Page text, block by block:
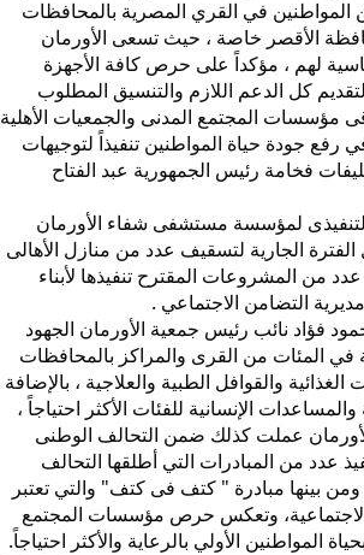
تحسين معيشة ملايين المواطنين في القري المصرية بالمحافظات
بوجه عام وبقرى محافظة الأقصر خاصة ، حيث تسعى الأورمان
لتوفير الخدمات الأساسية لهم ، مؤكداً على حرص كافة الأجهزة
التنفيذية بالمحافظة لتقديم كل الدعم اللازم والتنسيق المطلوب
لجمعية الأورمان وباقى مؤسسات المجتمع المدنى والجمعيات الأهلية
العاملة ، بما يساهم في رفع جودة حياة المواطنين تنفيذاً لتوجيهات
القيادة السياسية وتكليفات فخامة رئيس الجمهورية عبد الفتاح
و استعرض الرئيس التنفيذى لمؤسسة مستشفى شفاء الأورمان
خطة المؤسسة خلال الفترة الجارية لتسقيف عدد من منازل الأهالى
الأكثر احتياجًا وكذلك عدد من المشروعات المقترح تنفيذها لأبناء
التضامن الاجتماعي .
كما أوضح الدكتور محمود فؤاد نائب رئيس جمعية الأورمان الجهود
التي تقوم بها الجمعية في المئات من القرى والمراكز بالمحافظات
فيما يخص المساعدات الغذائية والقوافل الطبية والعلاجية ، بالإضافة
إلى التدخلات العاجلة والمساعدات الإنسانية للفئات الأكثر احتياجاً ،
لافتاً إلى أن جمعية الأورمان عملت كذلك ضمن التحالف الوطنى
للعمل الأهلى على تنفيذ عدد من المبادرات التي أطلقها التحالف
خلال الفترة الماضية ومن بينها مبادرة " كتف فى كتف" والتي تعتبر
أكبر مبادرة للحماية الاجتماعية، وتعكس حرص مؤسسات المجتمع
المواطنين الأولي بالرعاية والأكثر احتياجاً.